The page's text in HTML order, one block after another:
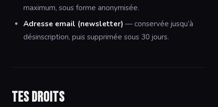
maximum, sous forme anonymisée.
Adresse email (newsletter) — conservée jusqu’à
désinscription, puis supprimée sous 30 jours.
Tes droits